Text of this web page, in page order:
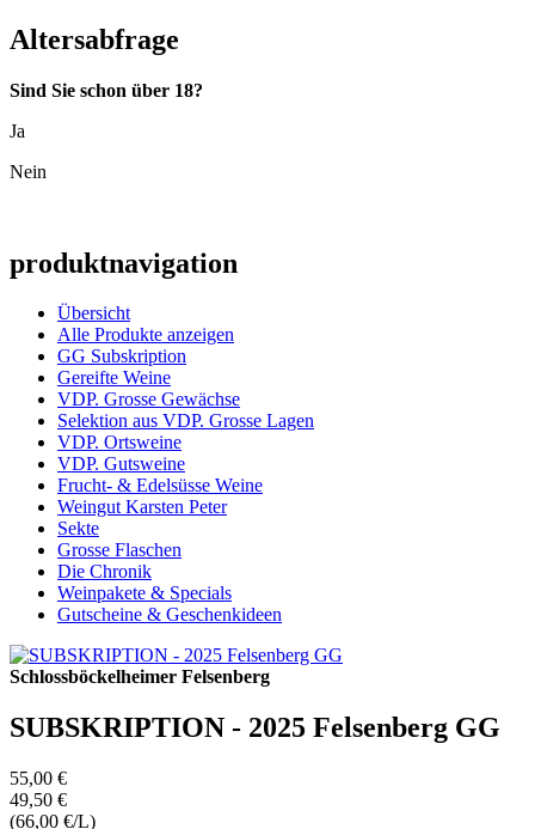
Altersabfrage
Sind Sie schon über 18?
Ja
Nein
produktnavigation
Übersicht
Alle Produkte anzeigen
GG Subskription
Gereifte Weine
VDP. Grosse Gewächse
Selektion aus VDP. Grosse Lagen
VDP. Ortsweine
VDP. Gutsweine
Frucht- & Edelsüsse Weine
Weingut Karsten Peter
Sekte
Grosse Flaschen
Die Chronik
Weinpakete & Specials
Gutscheine & Geschenkideen
Schlossböckelheimer Felsenberg
SUBSKRIPTION - 2025 Felsenberg GG
55,00 €
49,50 €
(66,00 €/L)